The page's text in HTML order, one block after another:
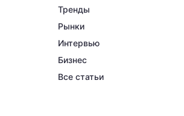
Тренды
Рынки
Интервью
Бизнес
Все статьи